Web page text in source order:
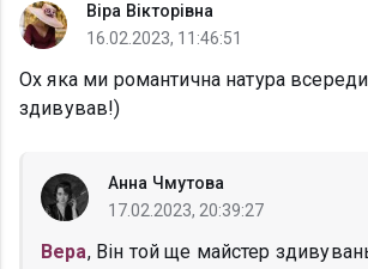
Віра Вікторівна
16.02.2023, 11:46:51
Ох яка ми романтична натура
здивував!)
Анна Чмутова
17.02.2023, 20:39:27
Вера, Він той ще майстер